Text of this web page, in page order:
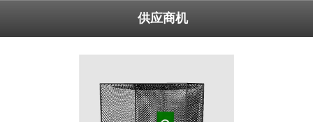
供应商机